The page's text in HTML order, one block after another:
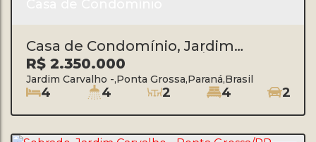
Casa de Condomínio, Jardim
Carvalho - Ponta Grossa/PR
R$2.350.000
Jardim Carvalho ,Ponta Grossa,Paraná,Brasil
4 4 2 4 2